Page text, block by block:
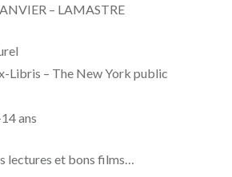
– LAMASTRE
Libris – The New York public
ans
lectures et bons films…